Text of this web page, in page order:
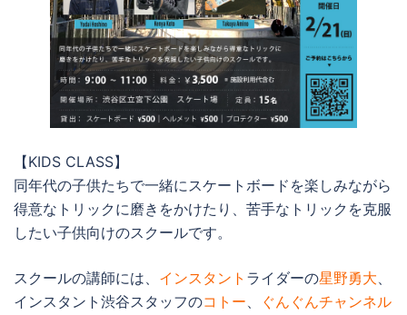
【KIDS CLASS】
同年代の子供たちで一緒にスケートボードを楽しみながら
得意なトリックに磨きをかけたり、苦手なトリックを克服
したい子供向けのスクールです。
スクールの講師には、 インスタント ライダーの星野勇大、
インスタント渋谷スタッフのコトー、
ぐんぐんチャンネル